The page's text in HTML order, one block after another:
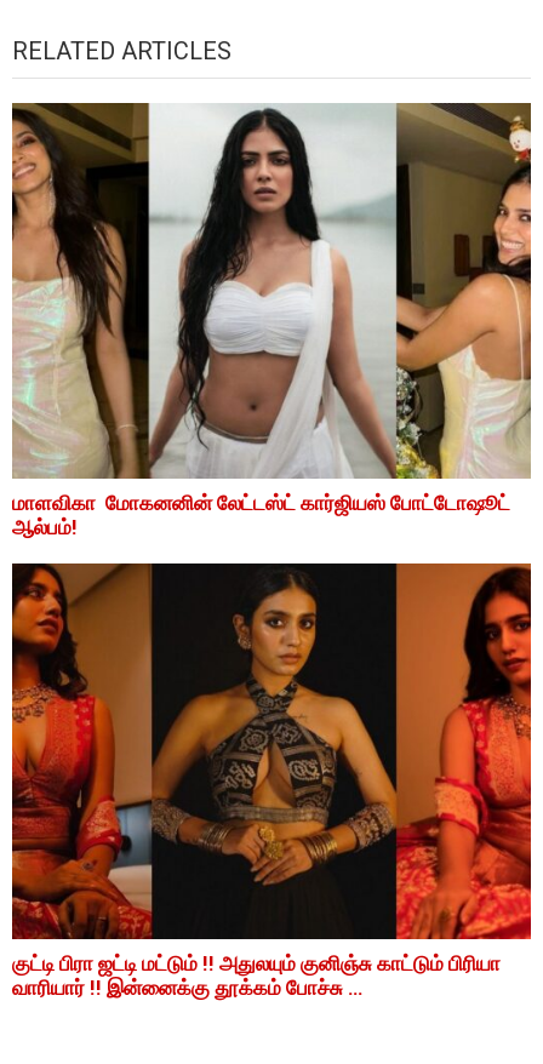
RELATED ARTICLES
மாளவிகா மோகனனின் லேட்டஸ்ட் கார்ஜியஸ் போட்டோஷூட்
ஆல்பம்!
குட்டி பிரா ஜட்டி மட்டும் !! அதுலயும் குனிஞ்சு காட்டும் பிரியா
வாரியார் !! இன்னைக்கு தூக்கம் போச்சு …